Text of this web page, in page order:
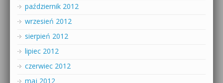
październik 2012
wrzesień 2012
sierpień 2012
lipiec 2012
czerwiec 2012
maj 2012